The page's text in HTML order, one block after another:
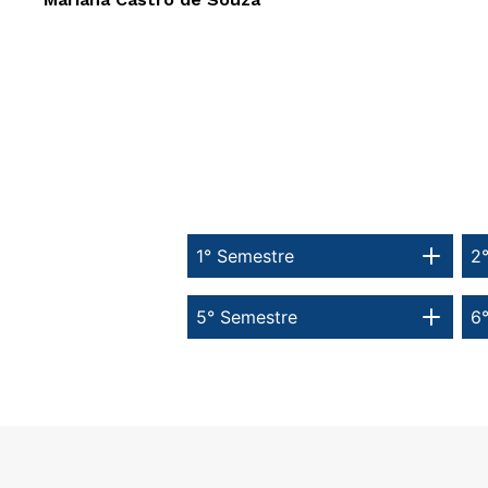
1° Semestre
5° Semestre